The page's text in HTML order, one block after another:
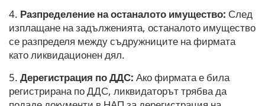
4. Разпределение на останалото имущество: След
изплащане на задълженията, останалото имущество
се разпределя между съдружниците на фирмата
като ликвидационен дял.
5. Дерегистрация по ДДС: Ако фирмата е била
регистрирана по ДДС, ликвидаторът трябва да